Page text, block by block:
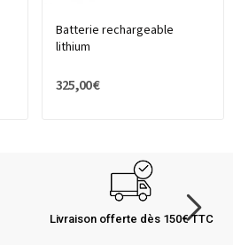
Batterie rechargeable
lithium
325,00 €
Livraison offerte dès 150€ TTC